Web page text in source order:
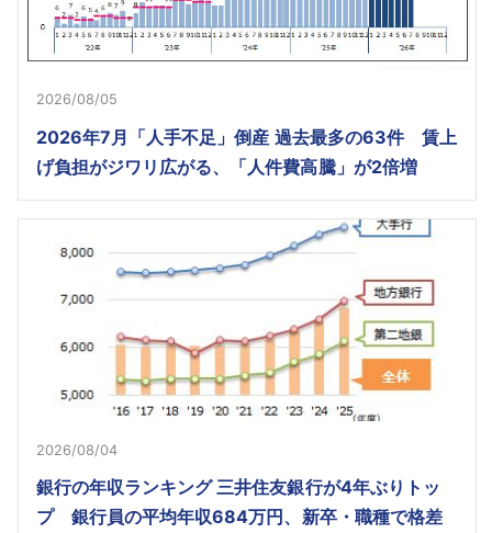
2026/08/05
2026年7月「人手不足」倒産 過去最多の63件 賃上
げ負担がジワリ広がる、「人件費高騰」が2倍増
2026/08/04
銀行の年収ランキング 三井住友銀行が4年ぶりトッ
プ 銀行員の平均年収684万円、新卒・職種で格差